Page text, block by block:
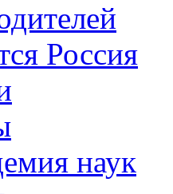
Россия
наук